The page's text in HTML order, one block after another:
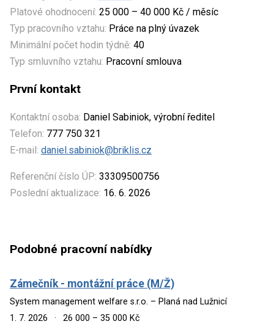
Platové ohodnocení: 25 000 – 40 000 Kč / měsíc
Typ pracovního vztahu: Práce na plný úvazek
Minimální počet hodin týdně: 40
Typ smluvního vztahu: Pracovní smlouva
První kontakt
Kontaktní osoba: Daniel Sabiniok, výrobní ředitel
Telefon: 777 750 321
E-mail: daniel.sabiniok@briklis.cz
Referenční číslo ÚP: 33309500756
Poslední aktualizace: 16. 6. 2026
Podobné pracovní nabídky
Zámečník - montážní práce (M/Ž)
System management welfare s.r.o. – Planá nad Lužnicí
1. 7. 2026
· 26 000 – 35 000 Kč